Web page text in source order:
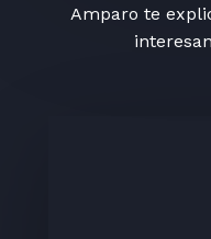
Amparo te